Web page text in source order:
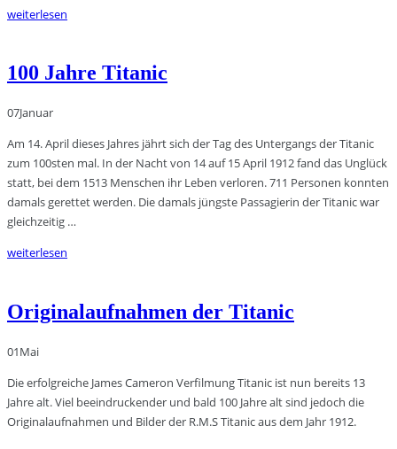
weiterlesen
100 Jahre Titanic
07Januar
Am 14. April dieses Jahres jährt sich der Tag des Untergangs der Titanic
zum 100sten mal. In der Nacht von 14 auf 15 April 1912 fand das Unglück
statt, bei dem 1513 Menschen ihr Leben verloren. 711 Personen konnten
damals gerettet werden. Die damals jüngste Passagierin der Titanic war
gleichzeitig …
weiterlesen
Originalaufnahmen der Titanic
01Mai
Die erfolgreiche James Cameron Verfilmung Titanic ist nun bereits 13
Jahre alt. Viel beeindruckender und bald 100 Jahre alt sind jedoch die
Originalaufnahmen und Bilder der R.M.S Titanic aus dem Jahr 1912.